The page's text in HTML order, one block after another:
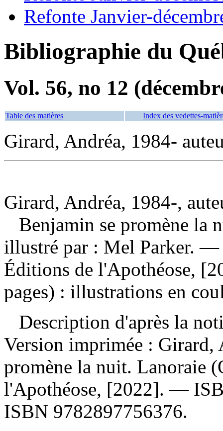
Refonte Janvier-
Bibliographie du
Vol. 56, no 12
Table des matières Index des vedettes-
Girard, Andréa, 1984-
Girard, Andréa, 1984-,
Benjamin se promène la
illustré par : Mel Parker. —
Éditions de l'Apothéose,
pages) : illustrations en
Description d'après la
Version imprimée : Girard,
promène la nuit. Lanoraie
l'Apothéose, [2022]. —
ISBN 9782897756376.